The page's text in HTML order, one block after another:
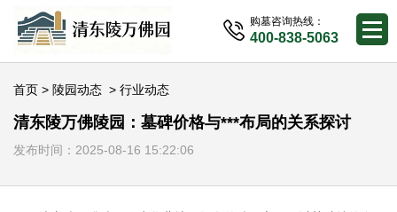
购墓咨询热线：
400-838-5063
首页 > 陵园动态 > 行业动态
清东陵万佛陵园：墓碑价格与***布局的关系探讨
发布时间：2025-08-16 15:22:06